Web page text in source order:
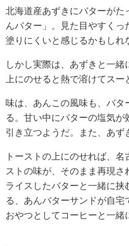
北海道産あずきにバターが
んバター」。見た目やすく
塗りにくいと感じるかもしれ
しかし実際は、あずきと一
上にのせると熱で溶けてスー
味は、あんこの風味も、バ
る。甘い中にバターの塩気
引き立つようだ。また、あず
トーストの上にのせれば、
ストの味が、そのまま再現
ライスしたバターと一緒に
る、あんバターサンドが自宅
おやつとしてコーヒーと一緒